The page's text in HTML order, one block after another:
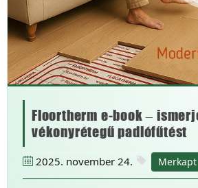
Floortherm e-book –
vékonyrétegű padlófűtést
2025. november 24. Merkapt